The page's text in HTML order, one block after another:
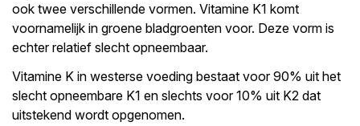
ook twee verschillende vormen. Vitamine K1 komt
voornamelijk in groene bladgroenten voor. Deze vorm is
echter relatief slecht opneembaar.
Vitamine K in westerse voeding bestaat voor 90% uit het
slecht opneembare K1 en slechts voor 10% uit K2 dat
uitstekend wordt opgenomen.